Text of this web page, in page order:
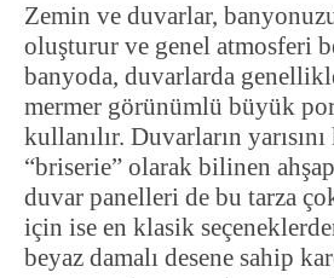
Zemin ve duvarlar,
oluşturur ve genel atmosferi
banyoda, duvarlarda
mermer görünümlü büyük
kullanılır. Duvarların
“briserie” olarak bilinen
duvar panelleri de bu tarza
için ise en klasik
beyaz damalı desene sahip